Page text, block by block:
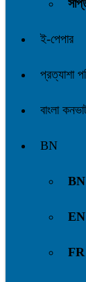
ই-পেপার
প্রত্যাশা
বাংলা
BN
BN
EN
FR